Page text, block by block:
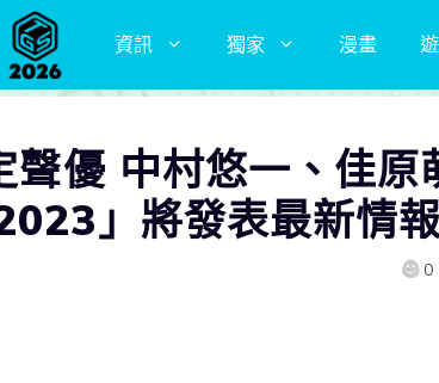
資訊 獨家 漫畫
聲優 中村悠一、佳原
」將發表最新情
0